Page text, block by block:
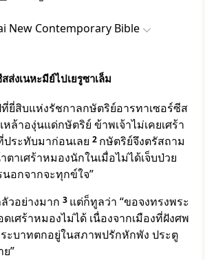
New Contemporary Bible
ส่งเนหะมีย์ไปเยรูซาเล็ม
ยี่สิบแห่งรัชกาลกษัตริย์อารทาเซอร์ซีส
หล้าองุ่นแด่กษัตริย์ ข้าพเจ้าไม่เคยเศร้า
ระทับมาก่อนเลย 2 กษัตริย์จึงตรัสถาม
ตาเศร้าหมองนักในเมื่อไม่ได้เจ็บป่วย
นอกจากจะทุกข์ใจ”
วอย่างมาก 3 แต่ก็ทูลว่า “ขอจงทรงพระ
เศร้าหมองไม่ได้ เนื่องจากเมืองที่ฝังศพ
ะบาทตกอยู่ในสภาพปรักหักพัง ประตู
”